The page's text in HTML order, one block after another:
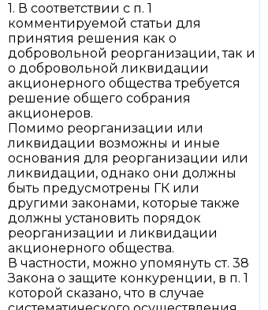
1. В соответствии с п. 1
комментируемой статьи для
принятия решения как о
добровольной реорганизации, так и
о добровольной ликвидации
акционерного общества требуется
решение общего собрания
акционеров.
Помимо реорганизации или
ликвидации возможны и иные
основания для реорганизации или
ликвидации, однако они должны
быть предусмотрены ГК или
другими законами, которые также
должны установить порядок
реорганизации и ликвидации
акционерного общества.
В частности, можно упомянуть ст. 38
Закона о защите конкуренции, в п. 1
которой сказано, что в случае